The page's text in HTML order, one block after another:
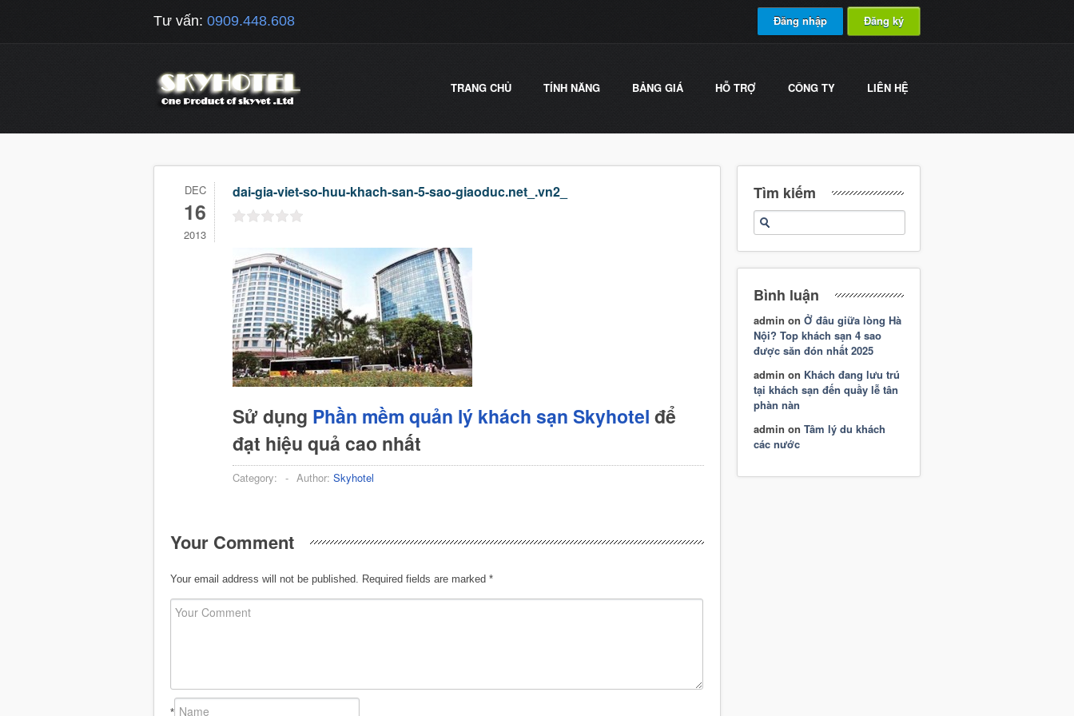
Tư vấn: 0909.448.608 Đăng nhập Đăng ký
TRANG CHỦ TÍNH NĂNG BẢNG GIÁ HỖ TRỢ CÔNG TY LIÊN HỆ
DEC
16
2013
dai-gia-viet-so-huu-khach-san-5-sao-giaoduc.net_.vn2_
Sử dụng Phần mềm quản lý khách sạn Skyhotel để
đạt hiệu quả cao nhất
Category: - Author: Skyhotel
Your Comment
Your email address will not be published. Required fields are marked *
*
Tìm kiếm
Bình luận
admin on Ở đâu giữa lòng Hà
Nội? Top khách sạn 4 sao
được săn đón nhất 2025
admin on Khách đang lưu trú
tại khách sạn đến quầy lễ tân
phàn nàn
admin on Tâm lý du khách
các nước